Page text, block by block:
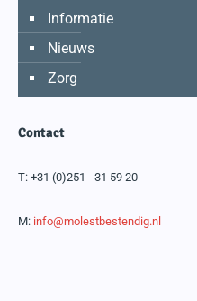
Informatie
Nieuws
Zorg
Contact
T: +31 (0)251 - 31 59 20
M: info@molestbestendig.nl